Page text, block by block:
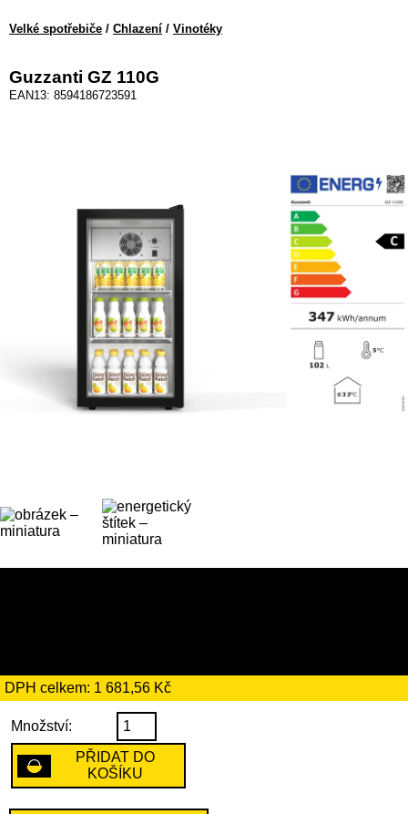
Velké spotřebiče / Chlazení / Vinotéky
Guzzanti GZ 110G
EAN13: 8594186723591
DPH celkem: 1 681,56 Kč
Množství:
PŘIDAT DO
KOŠÍKU